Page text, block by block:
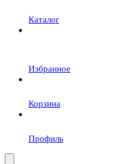
Каталог
Избранное
Корзина
Профиль